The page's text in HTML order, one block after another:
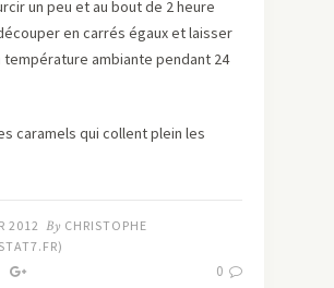
un peu et au bout de 2 heure
en carrés égaux et laisser
ambiante pendant 24
caramels qui collent plein les
2012 By CHRISTOPHE
0